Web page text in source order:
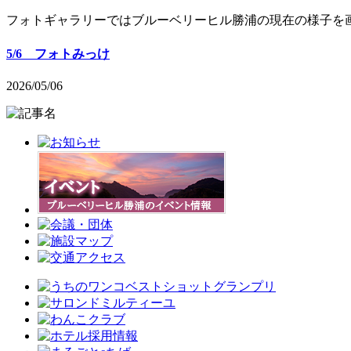
フォトギャラリーではブルーベリーヒル勝浦の現在の様子を
5/6 フォトみっけ
2026/05/06